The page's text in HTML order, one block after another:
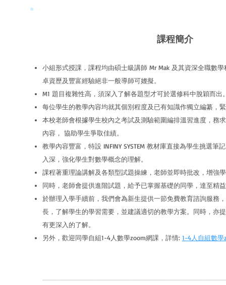
課程簡介
小組形式授課，課程均由碩士級講師 Mr Mak 及其資深全職數學
卓資歷及豐富經驗絕非一般導師可媲擬。
M1 題目複雜性高，須深入了解各題型才可於選修科中脫穎而出
每位學生的教學內容均就其個別程度及已有知識作獨立編纂，
本校老師會根據學生校內之考試及測驗範圍編排溫習進度，務
內容， 協助學生爭取佳績。
教學內容豐富，特設 INFINY SYSTEM 教材庫直接為學生挑選筆
入深，強化學生對數學概念的理解。
課程著重理論講解及各類型試題操練，老師並即時批改，增強
同時，老師會提供進階試題，給予已掌握基礎的同學，達至精
於辦理入學手續前，我們會為新生提供一節免費教育諮詢服務
長，了解學生的學習需要，並建議適切的教學方案。同時，亦
有更深入的了解。
另外，歡迎同學自組1-4人數學zoom網課，詳情: 1-4人自組數學